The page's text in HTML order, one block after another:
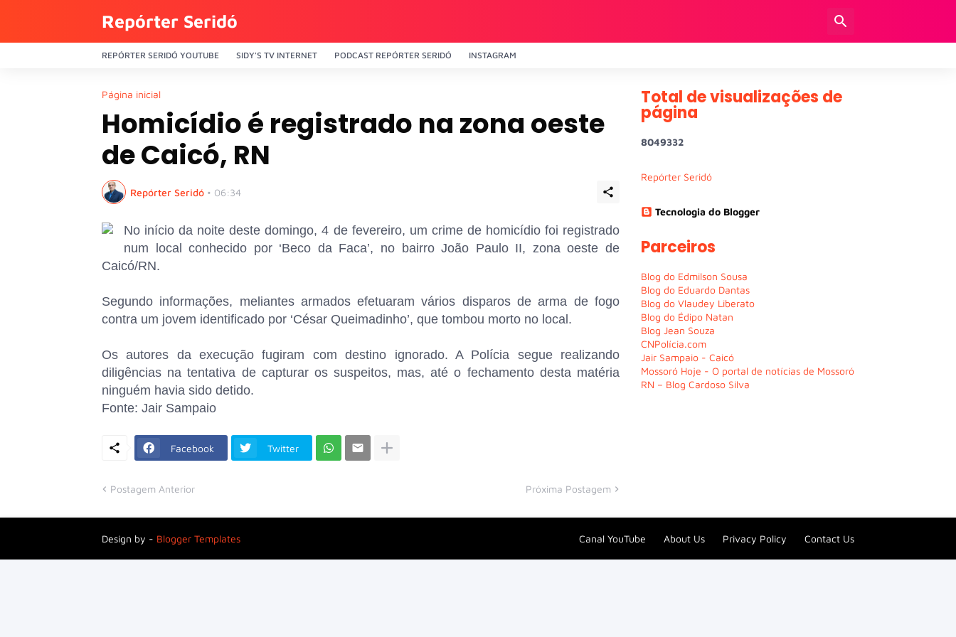
Repórter Seridó
REPÓRTER SERIDÓ YOUTUBE SIDY'S TV INTERNET PODCAST REPÓRTER SERIDÓ INSTAGRAM
Página inicial
Homicídio é registrado na zona oeste
de Caicó, RN
Repórter Seridó • 06:34
No início da noite deste domingo, 4 de fevereiro, um crime de homicídio foi registrado
num local conhecido por ‘Beco da Faca’, no bairro João Paulo II, zona oeste de
Caicó/RN.
Segundo informações, meliantes armados efetuaram vários disparos de arma de fogo
contra um jovem identificado por ‘César Queimadinho’, que tombou morto no local.
Os autores da execução fugiram com destino ignorado. A Polícia segue realizando
diligências na tentativa de capturar os suspeitos, mas, até o fechamento desta matéria
ninguém havia sido detido.
Fonte: Jair Sampaio
Facebook Twitter
Postagem Anterior Próxima Postagem
Total de visualizações de
página
8049332
Repórter Seridó
Tecnologia do Blogger
Parceiros
Blog do Edmilson Sousa
Blog do Eduardo Dantas
Blog do Vlaudey Liberato
Blog do Édipo Natan
Blog Jean Souza
CNPolícia.com
Jair Sampaio - Caicó
Mossoró Hoje - O portal de notícias de Mossoró
RN – Blog Cardoso Silva
Design by - Blogger Templates Canal YouTube About Us Privacy Policy Contact Us